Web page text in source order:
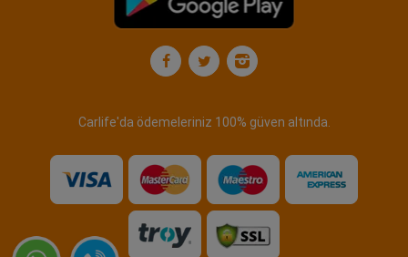
Carlife'da ödemeleriniz 100% güven altında.